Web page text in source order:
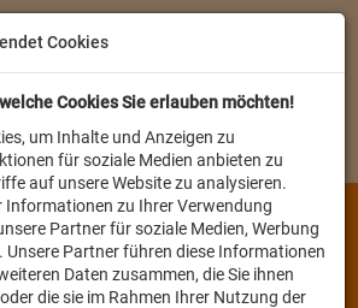
Cookies
Cookies Sie erlauben möchten!
um Inhalte und Anzeigen zu
für soziale Medien anbieten zu
auf unsere Website zu analysieren.
Informationen zu Ihrer Verwendung
Partner für soziale Medien, Werbung
Unsere Partner führen diese Informationen
Daten zusammen, die Sie ihnen
die sie im Rahmen Ihrer Nutzung der